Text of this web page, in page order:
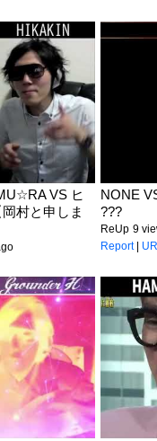
VS ヒ
村と申しま
NONE
???
ReUp 9
Report|